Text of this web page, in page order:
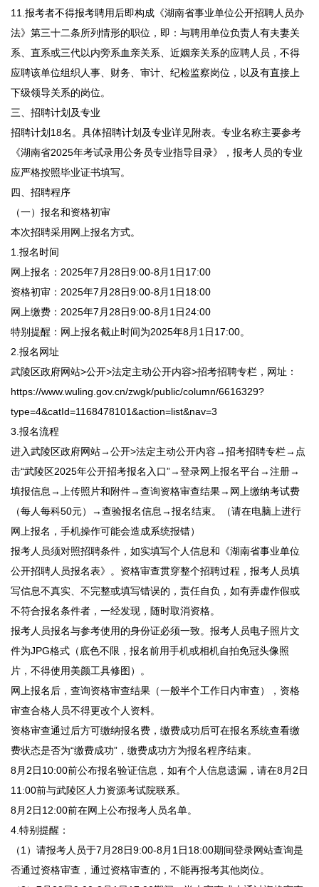
11.报考者不得报考聘用后即构成《湖南省事业单位公开招聘人员办
法》第三十二条所列情形的职位，即：与聘用单位负责人有夫妻关
系、直系或三代以内旁系血亲关系、近姻亲关系的应聘人员，不得
应聘该单位组织人事、财务、审计、纪检监察岗位，以及有直接上
下级领导关系的岗位。
三、招聘计划及专业
招聘计划18名。具体招聘计划及专业详见附表。专业名称主要参考
《湖南省2025年考试录用公务员专业指导目录》，报考人员的专业
应严格按照毕业证书填写。
四、招聘程序
（一）报名和资格初审
本次招聘采用网上报名方式。
1.报名时间
网上报名：2025年7月28日9:00-8月1日17:00
资格初审：2025年7月28日9:00-8月1日18:00
网上缴费：2025年7月28日9:00-8月1日24:00
特别提醒：网上报名截止时间为2025年8月1日17:00。
2.报名网址
武陵区政府网站>公开>法定主动公开内容>招考招聘专栏，网址：
https://www.wuling.gov.cn/zwgk/public/column/6616329?
type=4&catId=1168478101&action=list&nav=3
3.报名流程
进入武陵区政府网站→公开>法定主动公开内容→招考招聘专栏→点
击“武陵区2025年公开招考报名入口”→登录网上报名平台→注册→
填报信息→上传照片和附件→查询资格审查结果→网上缴纳考试费
（每人每科50元）→查验报名信息→报名结束。（请在电脑上进行
网上报名，手机操作可能会造成系统报错）
报考人员须对照招聘条件，如实填写个人信息和《湖南省事业单位
公开招聘人员报名表》。资格审查贯穿整个招聘过程，报考人员填
写信息不真实、不完整或填写错误的，责任自负，如有弄虚作假或
不符合报名条件者，一经发现，随时取消资格。
报考人员报名与参考使用的身份证必须一致。报考人员电子照片文
件为JPG格式（底色不限，报名前用手机或相机自拍免冠头像照
片，不得使用美颜工具修图）。
网上报名后，查询资格审查结果（一般半个工作日内审查），资格
审查合格人员不得更改个人资料。
资格审查通过后方可缴纳报名费，缴费成功后可在报名系统查看缴
费状态是否为“缴费成功”，缴费成功方为报名程序结束。
8月2日10:00前公布报名验证信息，如有个人信息遗漏，请在8月2日
11:00前与武陵区人力资源考试院联系。
8月2日12:00前在网上公布报考人员名单。
4.特别提醒：
（1）请报考人员于7月28日9:00-8月1日18:00期间登录网站查询是
否通过资格审查，通过资格审查的，不能再报考其他岗位。